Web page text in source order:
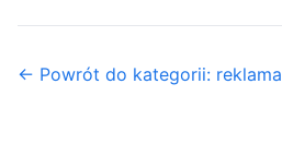
← Powrót do kategorii: reklama